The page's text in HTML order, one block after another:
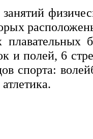
и полей, 6
спорта: